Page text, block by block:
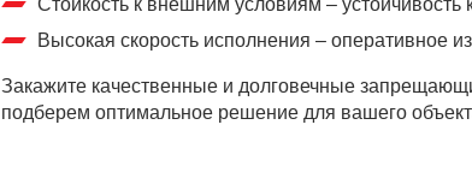
Стойкость к внешним условиям – устойчивость
Высокая скорость исполнения – оперативное
Закажите качественные и долговечные
подберем оптимальное решение для вашего